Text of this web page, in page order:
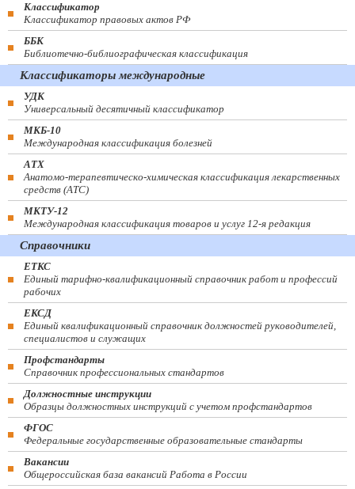
Классификатор
Классификатор правовых актов РФ
ББК
Библиотечно-библиографическая классификация
Классификаторы международные
УДК
Универсальный десятичный классификатор
МКБ-10
Международная классификация болезней
АТХ
Анатомо-терапевтическо-химическая классификация лекарственных
средств (ATC)
МКТУ-12
Международная классификация товаров и услуг 12-я редакция
Справочники
ЕТКС
Единый тарифно-квалификационный справочник работ и профессий
рабочих
ЕКСД
Единый квалификационный справочник должностей руководителей,
специалистов и служащих
Профстандарты
Справочник профессиональных стандартов
Должностные инструкции
Образцы должностных инструкций с учетом профстандартов
ФГОС
Федеральные государственные образовательные стандарты
Вакансии
Общероссийская база вакансий Работа в России